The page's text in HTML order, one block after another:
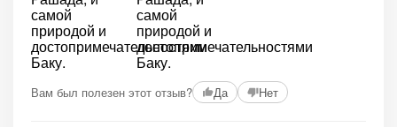
Вам был полезен этот отзыв? Да Нет